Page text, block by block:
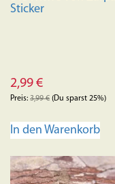
Sticker
2,99 €
Preis: 3,99€ (Du sparst 25%)
In den Warenkorb